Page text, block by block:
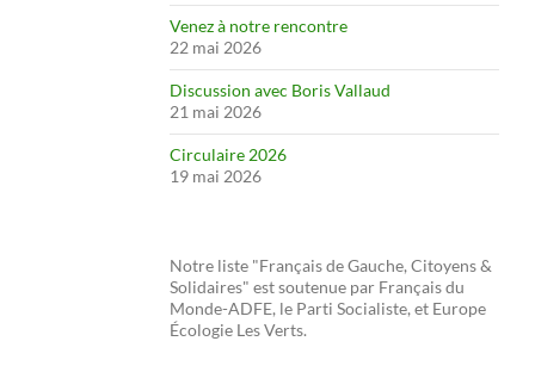
Venez à notre rencontre
22 mai 2026
Discussion avec Boris Vallaud
21 mai 2026
Circulaire 2026
19 mai 2026
Notre liste "Français de Gauche, Citoyens &
Solidaires" est soutenue par Français du
Monde-ADFE, le Parti Socialiste, et Europe
Écologie Les Verts.